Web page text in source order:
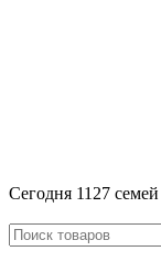
Розыгрыш
Сегодня 1127